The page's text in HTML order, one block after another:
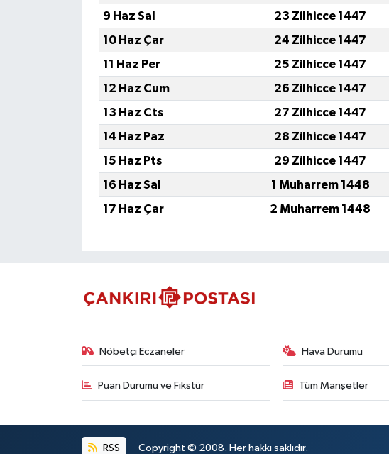
9 Haz Sal
23 Zilhicce 1447
10 Haz Çar
24 Zilhicce 1447
11 Haz Per
25 Zilhicce 1447
12 Haz Cum
26 Zilhicce 1447
13 Haz Cts
27 Zilhicce 1447
14 Haz Paz
28 Zilhicce 1447
15 Haz Pts
29 Zilhicce 1447
16 Haz Sal
1 Muharrem 1448
17 Haz Çar
2 Muharrem 1448
Nöbetçi Eczaneler Hava Durumu
Puan Durumu ve Fikstür Tüm Manşetler
RSS Copyright © 2008. Her hakkı saklıdır.